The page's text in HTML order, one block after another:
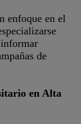
enfoque en el
de
en Alta